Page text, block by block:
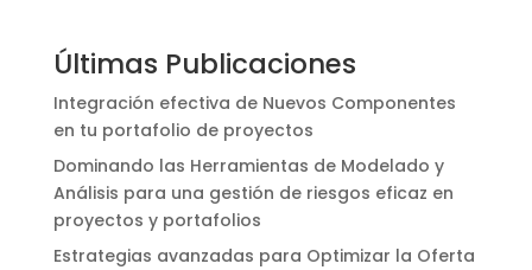
Últimas Publicaciones
Integración efectiva de Nuevos Componentes
en tu portafolio de proyectos
Dominando las Herramientas de Modelado y
Análisis para una gestión de riesgos eficaz en
proyectos y portafolios
Estrategias avanzadas para Optimizar la Oferta